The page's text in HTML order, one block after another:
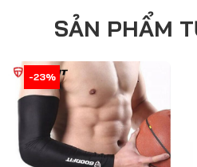
SẢN PHẨM
-24%
-23%